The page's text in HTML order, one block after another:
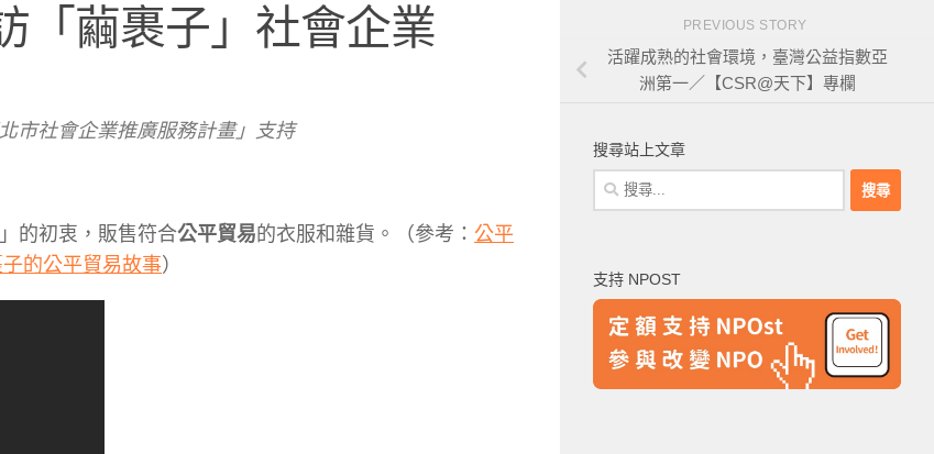
「繭裹子」社會企業
市社會企業推廣服務計畫」支持
的初衷，販售符合公平貿易的衣服和雜貨。（參考： 公平
的公平貿易故事）
PREVIOUS STORY
活躍成熟的社會環境，臺灣公益指數亞
洲第一／【CSR@天下】專欄
搜尋站上文章
搜
尋
字:
支持 NPOST